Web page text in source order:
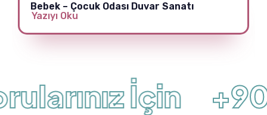
Bebek – Çocuk Odası Duvar Sanatı
Yazıyı Oku
İçin